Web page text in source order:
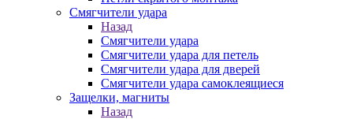
Смягчители удара
Назад
Смягчители удара
Смягчители удара для петель
Смягчители удара для дверей
Cмягчители удара самоклеящиеся
Защелки, магниты
Назад